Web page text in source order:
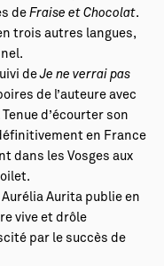
de Fraise et Chocolat.
trois autres langues,
deJe ne verrai pas
de l’auteure avec
d’écourter son
en France
dans les Vosges aux
Aurita publie en
vive et drôle
par le succès de